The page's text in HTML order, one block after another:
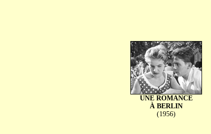
UNE ROMANCE
À BERLIN
(1956)